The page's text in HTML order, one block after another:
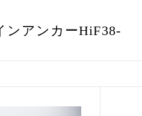
ンアンカーHiF38-